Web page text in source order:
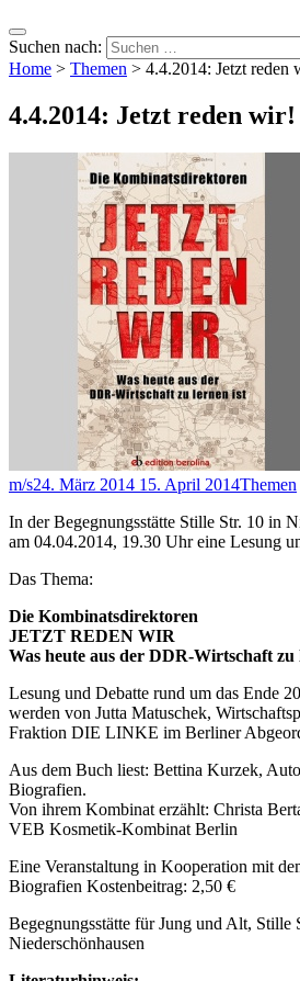
Suchen nach:
Home > Themen > 4.4.2014: Jetzt reden
4.4.2014: Jetzt reden wir!
m/s24. März 2014 15. April 2014Themen
In der Begegnungsstätte Stille Str. 10 in
am 04.04.2014, 19.30 Uhr eine Lesung
Das Thema:
Die Kombinatsdirektoren
JETZT REDEN WIR
Was heute aus der DDR-Wirtschaft zu
Lesung und Debatte rund um das Ende
werden von Jutta Matuschek,
Fraktion DIE LINKE im Berliner
Aus dem Buch liest: Bettina Kurzek,
Biografien.
Von ihrem Kombinat erzählt: Christa
VEB Kosmetik-Kombinat Berlin
Eine Veranstaltung in Kooperation mit
Biografien Kostenbeitrag: 2,50 €
Begegnungsstätte für Jung und Alt, Stille
Niederschönhausen